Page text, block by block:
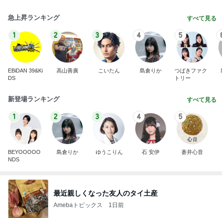
急上昇ランキング すべて見る
1
EBiDAN 39&Ki
DS
2
高山善廣
3
こいたん
4
島倉りか
5
つばきファク
トリー
新登場ランキング すべて見る
1
BEYOOOOO
NDS
2
島倉りか
3
ゆうこりん
4
石 安伊
5
蒼井心音
最近親しくなった友人のタイ土産
Amebaトピックス 1日前